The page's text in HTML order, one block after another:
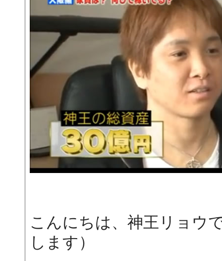
こんにちは、神王リョウ
します）